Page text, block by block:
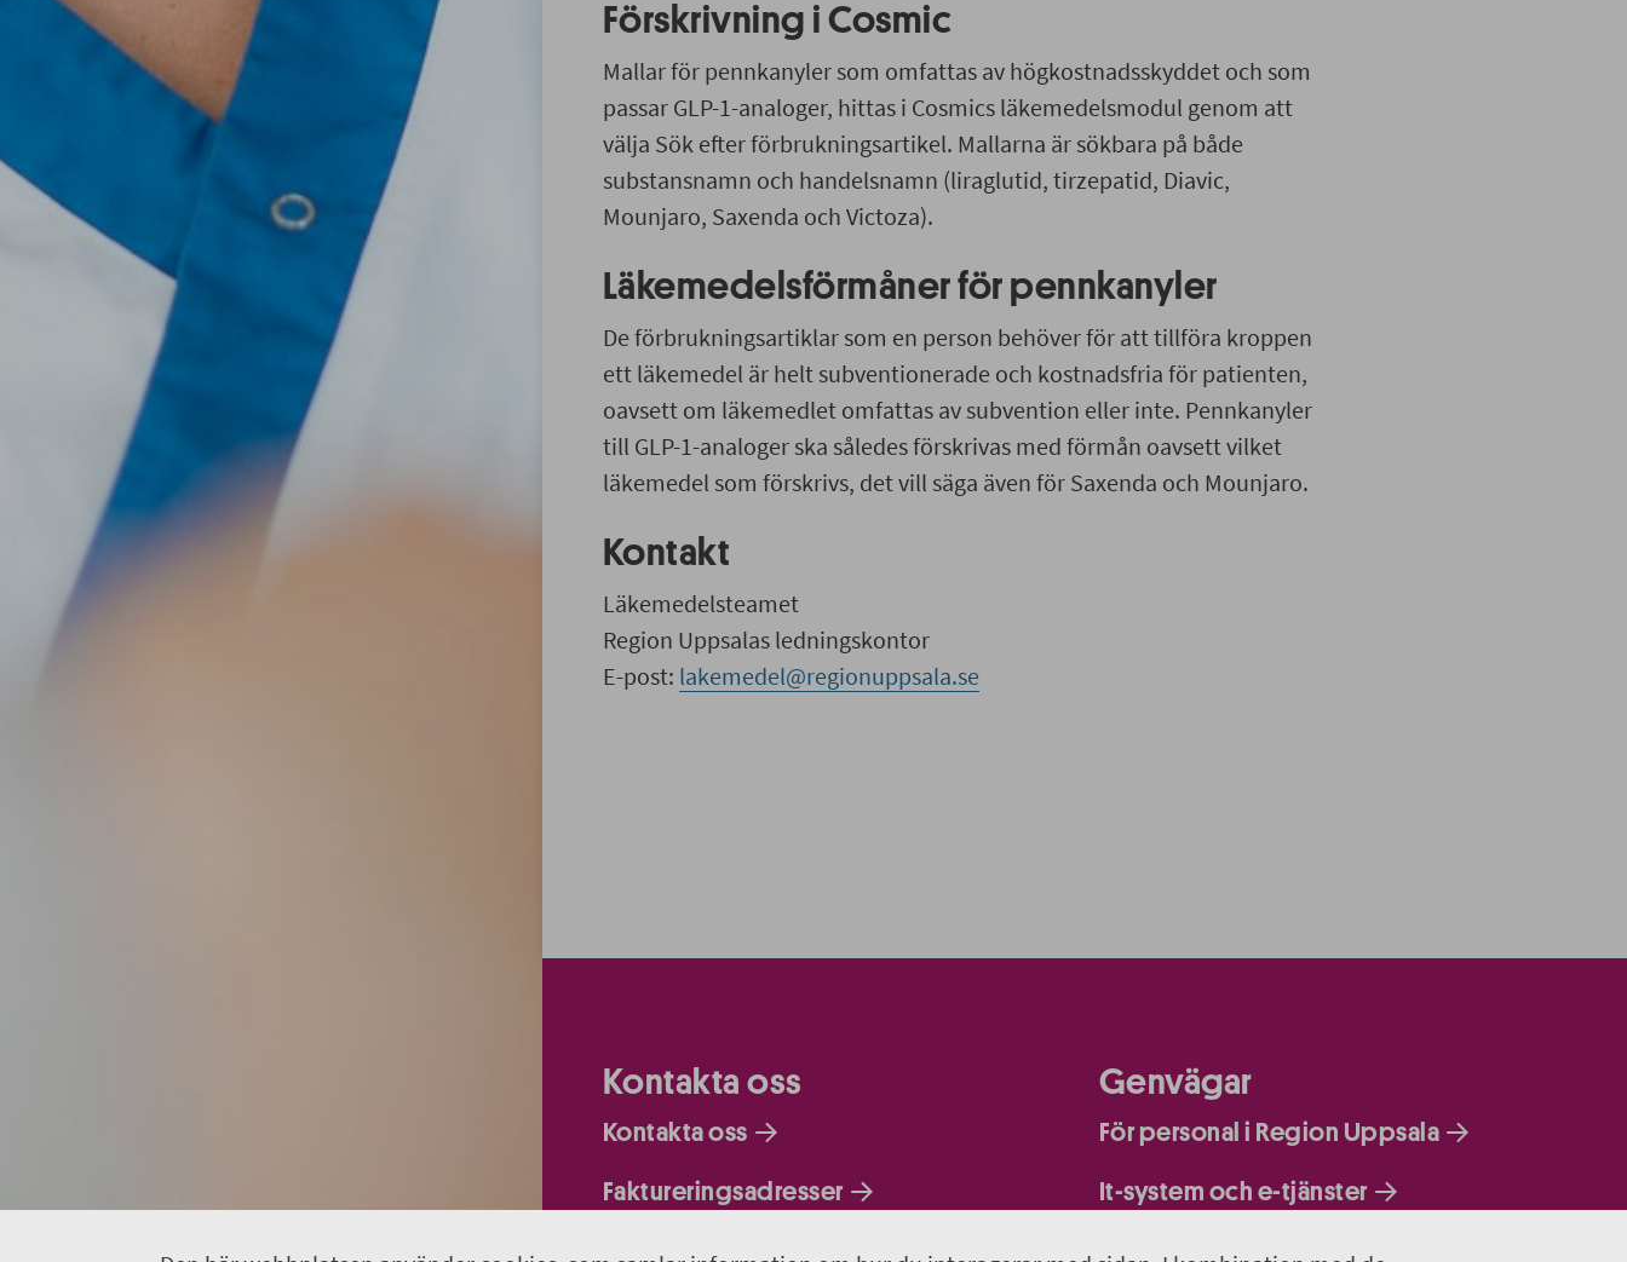
Förskrivning i Cosmic
Mallar för pennkanyler som omfattas av högkostnadsskyddet och som
passar GLP-1-analoger, hittas i Cosmics läkemedelsmodul genom att
välja Sök efter förbrukningsartikel. Mallarna är sökbara på både
substansnamn och handelsnamn (liraglutid, tirzepatid, Diavic,
Mounjaro, Saxenda och Victoza).
Läkemedelsförmåner för pennkanyler
De förbrukningsartiklar som en person behöver för att tillföra kroppen
ett läkemedel är helt subventionerade och kostnadsfria för patienten,
oavsett om läkemedlet omfattas av subvention eller inte. Pennkanyler
till GLP-1-analoger ska således förskrivas med förmån oavsett vilket
läkemedel som förskrivs, det vill säga även för Saxenda och Mounjaro.
Kontakt
Läkemedelsteamet
Region Uppsalas ledningskontor
E-post: lakemedel@regionuppsala.se
Kontakta oss
Kontakta oss
Faktureringsadresser
Om webbplatsen
Genvägar
För personal i Region Uppsala
It-system och e-tjänster